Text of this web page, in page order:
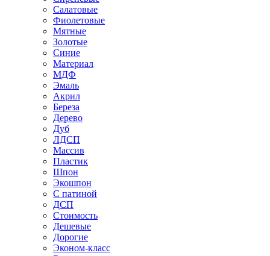
Салатовые
Фиолетовые
Мятные
Золотые
Синие
Материал
МДФ
Эмаль
Акрил
Береза
Дерево
Дуб
ЛДСП
Массив
Пластик
Шпон
Экошпон
С патиной
ДСП
Стоимость
Дешевые
Дорогие
Эконом-класс